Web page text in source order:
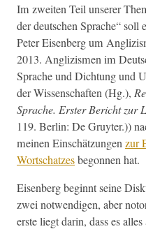
Im zweit­en Teil unser­er
der deutschen Sprache“
Peter Eisen­berg um
2013. Anglizis­men im
Sprache und Dich­tung und
der Wis­senschaften (Hg.),
Sprache. Erster Bericht zur
119. Berlin: De Gruyter.))
meinen Ein­schätzun­genzur
Wortschatzesbegonnen hat.
Eisen­berg begin­nt seine
zwei notwendi­gen, aber
erste liegt darin, dass es